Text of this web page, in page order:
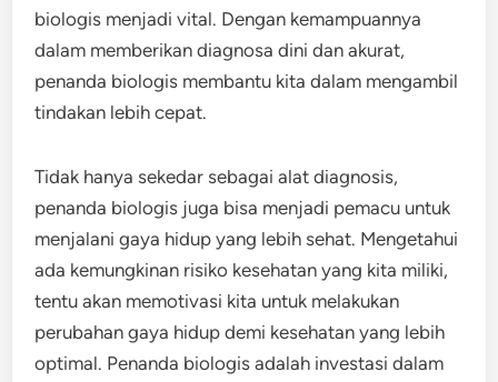
biologis menjadi vital. Dengan kemampuannya
dalam memberikan diagnosa dini dan akurat,
penanda biologis membantu kita dalam mengambil
tindakan lebih cepat.
Tidak hanya sekedar sebagai alat diagnosis,
penanda biologis juga bisa menjadi pemacu untuk
menjalani gaya hidup yang lebih sehat. Mengetahui
ada kemungkinan risiko kesehatan yang kita miliki,
tentu akan memotivasi kita untuk melakukan
perubahan gaya hidup demi kesehatan yang lebih
optimal. Penanda biologis adalah investasi dalam